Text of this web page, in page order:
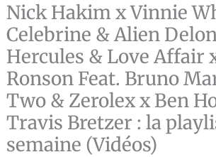
Nick Hakim x Vinnie
Celebrine & Alien
Hercules & Love Affair
Ronson Feat. Bruno
Two & Zerolex x Ben
Travis Bretzer : la
semaine (Vidéos)